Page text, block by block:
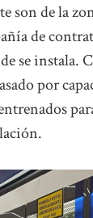
son de la
de
se instala.
por